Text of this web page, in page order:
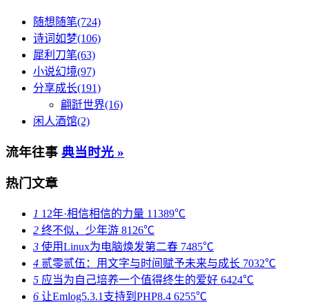
随想随笔(724)
诗词如梦(106)
犀利刀笔(63)
小说幻境(97)
分享成长(191)
翩跹世界(16)
闲人酒馆(2)
流年往事 典当时光 »
热门文章
1 12年·相信相信的力量 11389℃
2 终不似，少年游 8126℃
3 使用Linux为电脑焕发第二春 7485℃
4 贰零贰伍：用文字与时间赋予未来与成长 7032℃
5 应当为自己培养一个值得终生的爱好 6424℃
6 让Emlog5.3.1支持到PHP8.4 6255℃